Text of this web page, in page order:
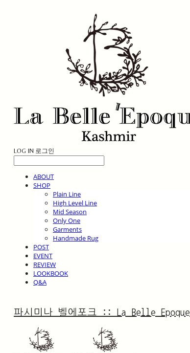
LOG IN 로그인
ABOUT
SHOP
Plain Line
High Level Line
Mid Season
Only One
Garments
Handmade Rug
POST
EVENT
REVIEW
LOOKBOOK
Q&A
파시미나 벨에포크 :: La Belle Epoque